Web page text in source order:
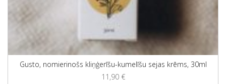
Gusto, nomierinošs kliņģerīšu-kumelīšu sejas krēms, 30ml
11,90 €